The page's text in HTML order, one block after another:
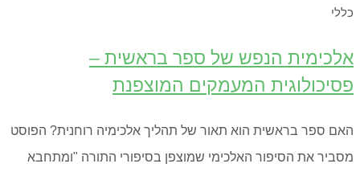
כללי
אלכימית הנפש של ספר בראשית –
פסיכולוגית המעמקים המוצפנת
האם ספר בראשית הוא תאור של תהליך אלכימיה רוחנית? הפוסט
מסביר את הסיפור האלכימי שמוצפן בסיפורי התורה "ומתחבא